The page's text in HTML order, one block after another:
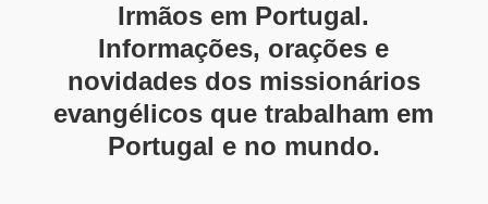
Irmãos em Portugal.
Informações, orações e
novidades dos missionários
evangélicos que trabalham em
Portugal e no mundo.